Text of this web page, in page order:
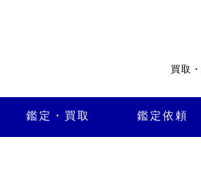
買取
鑑定・買取 鑑定依頼